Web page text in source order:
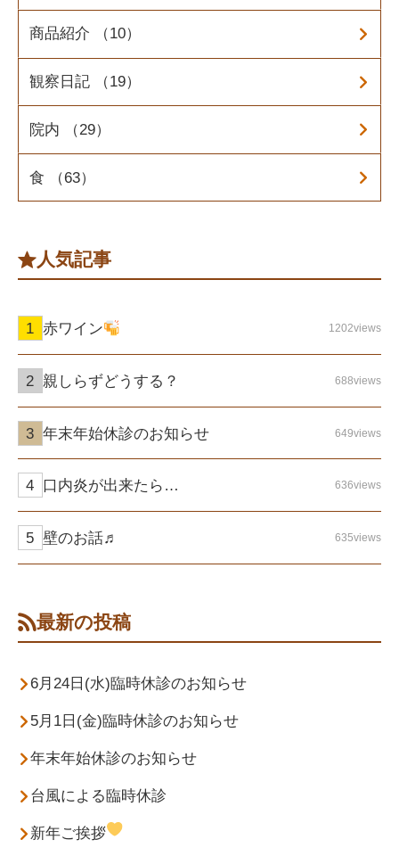
商品紹介 （10）
観察日記 （19）
院内 （29）
食 （63）
人気記事
赤ワイン 1202views
親しらずどうする？ 688views
年末年始休診のお知らせ 649views
口内炎が出来たら… 636views
壁のお話♬ 635views
最新の投稿
6月24日(水)臨時休診のお知らせ
5月1日(金)臨時休診のお知らせ
年末年始休診のお知らせ
台風による臨時休診
新年ご挨拶